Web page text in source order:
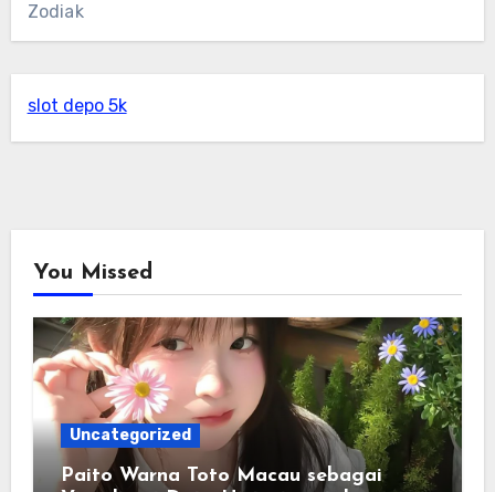
Zodiak
slot depo 5k
You Missed
Uncategorized
Paito Warna Toto Macau sebagai